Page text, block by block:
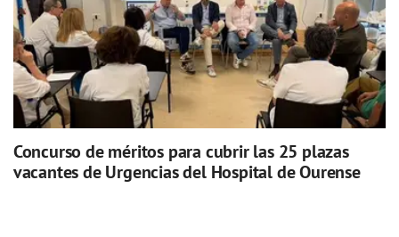
Concurso de méritos para cubrir las 25 plazas
vacantes de Urgencias del Hospital de Ourense